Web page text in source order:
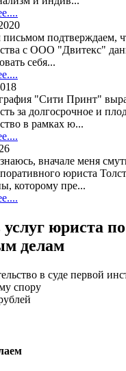
подтверждаем,
с ООО "Двитекс"
себя...
"Сити Принт"
за долгосрочное и
в рамках ю...
вначале меня
юриста
которому пре...
юриста по
делам
в суде первой
спору